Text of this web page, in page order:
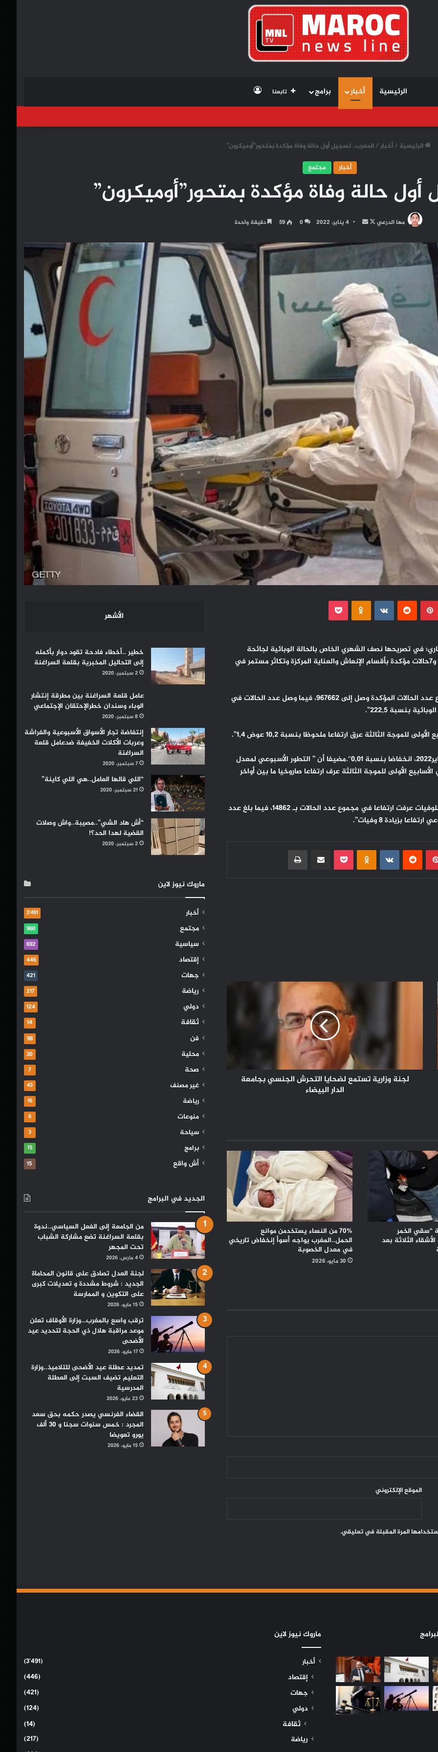
الرئيسية أخبار برامج تابعنا تسجيل الدخول
الرئيسية /أخبار/المغرب.. تسجيل أول حالة وفاة مؤكدة بمتحور”أوميكرون”
أخبار
مجتمع
حالة وفاة مؤكدة بمتحور”أوميكرون”
مها الدرعي
تابع
X
أرسل
إلكترونيا
4 يناير، 2022 0
59 دقيقة واحدة
بينتيريست
‏Reddit
‏VKontakte
Odnoklassniki
‫Pocket
والحماية الاجتماعية، اليوم الثلاثاء 4 يناير الجاري؛ في تصريحها نصف الشهري الخاص بالحالة الوبائية لجائحة
“كوفيد19″، عن تسجيل أول حالة وفاة مؤكدة بمتحور “أوميكرون” و7حالات مؤكدة بأقسام الإنعاش والعناية المركزة وتكاثر مستمر في
وأوضح منسق مركز طوارئ الصحة العامة معاذ المرابط، أن ”مجموع عدد الحالات المؤكدة وصل إلى 967662، فيما وصل عدد الحالات في
الثالثة عرق ارتفاعا ملحوظا بنسبة 10,2 عوض 1,4”.
وأشار المتحدث ذاته، أن “مؤشر توالد الحالات عرف يوم الأحد 2 يناير2022، انخفاضا بنسبة 0,01″.مضيفا أن ” التطور الأسبوعي لمعدل
الأولى للموجة الثالثة عرف ارتفاعا صاروخيا ما بين أواخر
وتابع المصدر نفسه، أن ”الوضعية الوبائية في المغرب بالنسبة للوفيات عرفت ارتفاعا في مجموع عدد الحالات بـ 14862، فيما بلغ عدد
بينتيريست
‏Reddit
‏VKontakte
Odnoklassniki
‫Pocket مشاركة عبر البريد طباعة
البيضاء
لجنة وزارية تستمع لضحايا التحرش الجنسي بجامعة
الدار البيضاء
“سقي الخمر
الثلاثة بعد
70% من النساء يستخدمن موانع
الحمل..المغرب يواجه أسوأ إنخفاض تاريخي
في معدل الخصوبة
30 مايو، 2026
الموقع الإلكتروني
المرة المقبلة في تعليقي.
الأشهر
خطير ..أخطاء فادحة تقود دوار بأكمله
إلى التحاليل المخبرية بقلعة السراغنة
2 سبتمبر، 2020
عامل قلعة السراغنة بين مطرقة إنتشار
الوباء وسندان خطرالإحتقان الإجتماعي
8 سبتمبر، 2020
إنتفاضة تجار الأسواق الأسبوعية والفراشة
وعربات الأكلات الخفيفة ضدعامل قلعة
السراغنة
7 سبتمبر، 2020
“اللي قالها العامل..هي اللي كاينة”
21 سبتمبر، 2020
“أش هاد الشي”..مصيبة..واش وصلات
القضية لهدا الحد؟!
2 سبتمبر، 2020
ماروك نيوز لاين
أخبار 3٬491
مجتمع 960
سياسية 692
إقتصاد 446
جهات 421
رياضة 217
دولي 124
ثقافة 14
فن 98
محلية 30
صحة 7
غير مصنف 43
رياضة 16
منوعات 6
سياحة 3
برامج 15
أش واقع 15
الجديد في البرامج
من الجامعة إلى الفعل السياسي..ندوة
بقلعة السراغنة تضع مشاركة الشباب
تحت المجهر
4 مارس، 2026
لجنة العدل تصادق على قانون المحاماة
الجديد : شروط مشددة و تعديلات كبرى
على التكوين و الممارسة
15 مايو، 2026
ترقب واسع بالمغرب…وزارة الأوقاف تعلن
موعد مراقبة هلال ذي الحجة لتحديد عيد
الأضحى
17 مايو، 2026
تمديد عطلة عيد الأضحى للتلاميذ..وزارة
التعليم تضيف السبت إلى العطلة
المدرسية
23 مايو، 2026
القضاء الفرنسي يصدر حكمه بحق سعد
المجرد : خمس سنوات سجنا و 30 ألف
يورو تعويضا
15 مايو، 2026
ماروك نيوز لاين
أخبار (3٬491)
إقتصاد
(446)
جهات
(421)
دولي
(124)
ثقافة (14)
رياضة
(217)